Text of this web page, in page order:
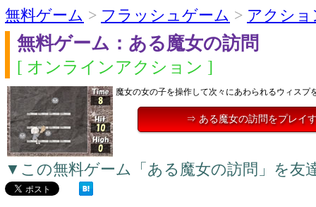
無料ゲーム > フラッシュゲーム > アクショ
無料ゲーム：ある魔女の訪問
[ オンラインアクション ]
魔女の女の子を操作して次々にあわられるウィスプ
⇒ ある魔女の訪問をプレイ
▼この無料ゲーム「ある魔女の訪問」を友